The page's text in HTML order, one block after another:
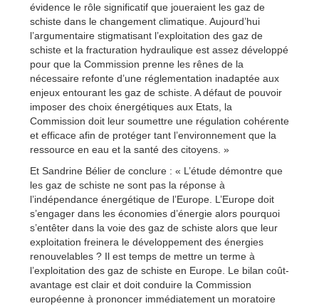
évidence le rôle significatif que joueraient les gaz de
schiste dans le changement climatique. Aujourd’hui
l’argumentaire stigmatisant l’exploitation des gaz de
schiste et la fracturation hydraulique est assez développé
pour que la Commission prenne les rênes de la
nécessaire refonte d’une réglementation inadaptée aux
enjeux entourant les gaz de schiste. A défaut de pouvoir
imposer des choix énergétiques aux Etats, la
Commission doit leur soumettre une régulation cohérente
et efficace afin de protéger tant l’environnement que la
ressource en eau et la santé des citoyens. »
Et Sandrine Bélier de conclure : « L’étude démontre que
les gaz de schiste ne sont pas la réponse à
l’indépendance énergétique de l’Europe. L’Europe doit
s’engager dans les économies d’énergie alors pourquoi
s’entêter dans la voie des gaz de schiste alors que leur
exploitation freinera le développement des énergies
renouvelables ? Il est temps de mettre un terme à
l’exploitation des gaz de schiste en Europe. Le bilan coût-
avantage est clair et doit conduire la Commission
européenne à prononcer immédiatement un moratoire